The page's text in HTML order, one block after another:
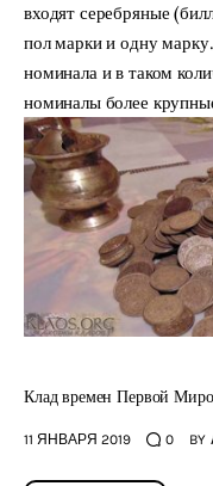
входят серебряные
пол марки и одну
номинала и в таком
номиналы более
Клад времен Первой
11 ЯНВАРЯ 2019 0 BY